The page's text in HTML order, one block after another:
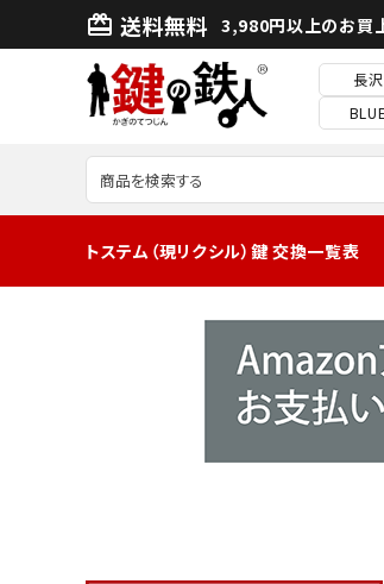
card_giftcard 送料無料 3,980円以上のお買
長
トステム（現リクシル）鍵 交換一覧表